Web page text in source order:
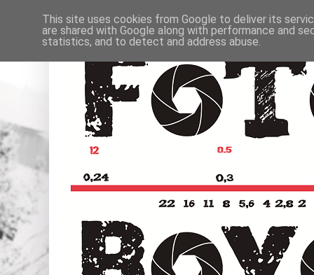
This site uses cookies from Google to deliver its
are shared with Google along with performance and
statistics, and to detect and address abuse.